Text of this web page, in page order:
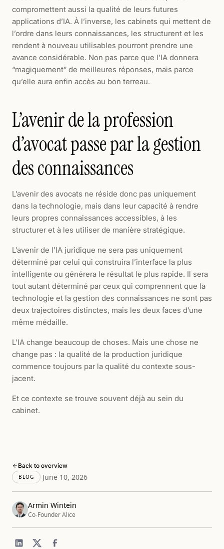
Back to overview
BLOG June 10, 2026
Armin Wintein
Co-Founder Alice
compromettent aussi la qualité de leurs futures
applications d’IA. À l’inverse, les cabinets qui mettent de
l’ordre dans leurs connaissances, les structurent et les
rendent à nouveau utilisables pourront prendre une
avance considérable. Non pas parce que l’IA donnera
“magiquement” de meilleures réponses, mais parce
qu’elle aura enfin accès au bon terreau.
L’avenir de la profession
d’avocat passe par la gestion
des connaissances
L’avenir des avocats ne réside donc pas uniquement
dans la technologie, mais dans leur capacité à rendre
leurs propres connaissances accessibles, à les
structurer et à les utiliser de manière stratégique.
L’avenir de l’IA juridique ne sera pas uniquement
déterminé par celui qui construira l’interface la plus
intelligente ou générera le résultat le plus rapide. Il sera
tout autant déterminé par ceux qui comprennent que la
technologie et la gestion des connaissances ne sont pas
deux trajectoires distinctes, mais les deux faces d’une
même médaille.
L’IA change beaucoup de choses. Mais une chose ne
change pas : la qualité de la production juridique
commence toujours par la qualité du contexte sous-
jacent.
Et ce contexte se trouve souvent déjà au sein du
cabinet.